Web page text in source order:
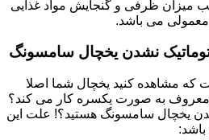
میزان ظرفی و گنجایش مواد غذایی
معمولی می باشد.
نشدن یخچال سامسونگ
که مشاهده کنید یخچال شما اصلا
به صورت یکسره کار می کند؟
یخچال سامسونگ هستید؟! علت این